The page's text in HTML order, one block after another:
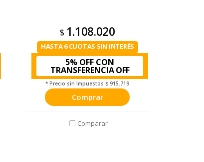
$ 1.108.020
HASTA 6 CUOTAS SIN INTERÉS
5% OFF CON
TRANSFERENCIA
* Precio sin Impuestos $ 915.719
Comprar